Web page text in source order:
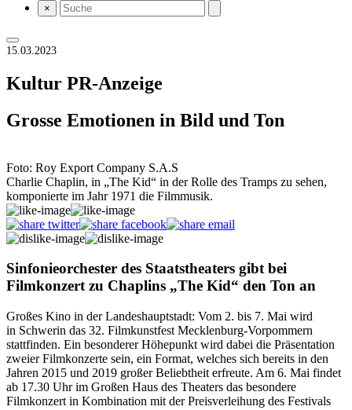
×
15.03.2023
Kultur PR-Anzeige
Grosse Emotionen in Bild und Ton
Foto: Roy Export Company S.A.S
Charlie Chaplin, in „The Kid“ in der Rolle des Tramps zu sehen,
komponierte im Jahr 1971 die Filmmusik.
Sinfonieorchester des Staatstheaters gibt bei
Filmkonzert zu Chaplins „The Kid“ den Ton an
Großes Kino in der Landeshauptstadt: Vom 2. bis 7. Mai wird
in Schwerin das 32. Filmkunstfest Mecklenburg-Vorpommern
stattfinden. Ein besonderer Höhepunkt wird dabei die Präsentation
zweier Filmkonzerte sein, ein Format, welches sich bereits in den
Jahren 2015 und 2019 großer Beliebtheit erfreute. Am 6. Mai findet
ab 17.30 Uhr im Großen Haus des Theaters das besondere
Filmkonzert in Kombination mit der Preisverleihung des Festivals